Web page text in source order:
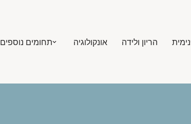
הריון ולידה אונקולוגיה תחומים נוספים